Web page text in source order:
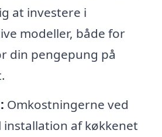
at investere i
modeller, både for
din pengepung på
Omkostningerne ved
installation af køkkenet